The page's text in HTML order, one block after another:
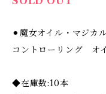
⚫︎魔女オイル・マジカ
コントローリング オ
◆在庫数:10本